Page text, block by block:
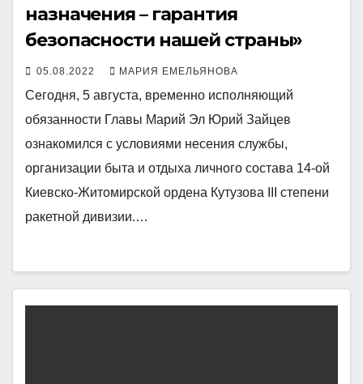
назначения – гарантия
безопасности нашей страны»
05.08.2022 МАРИЯ ЕМЕЛЬЯНОВА
Сегодня, 5 августа, временно исполняющий
обязанности Главы Марий Эл Юрий Зайцев
ознакомился с условиями несения службы,
организации быта и отдыха личного состава 14-ой
Киевско-Житомирской ордена Кутузова III степени
ракетной дивизии.…